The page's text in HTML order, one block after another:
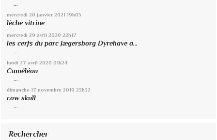
mercredi 20 janvier 2021 19h05
lèche vitrine
mercredi 29 avril 2020 22h17
les cerfs du parc Jægersborg Dyrehave a...
lundi 27 avril 2020 01h24
Caméléon
dimanche 17 novembre 2019 23h32
cow skull
...
Rechercher